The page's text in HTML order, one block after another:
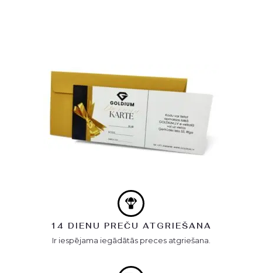
14 DIENU PREČU ATGRIEŠANA
Ir iespējama iegādātās preces atgriešana.